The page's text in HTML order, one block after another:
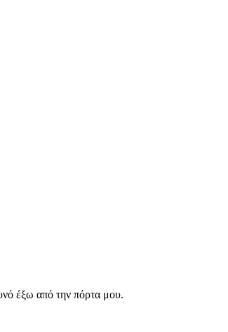
έξω από την πόρτα μου.